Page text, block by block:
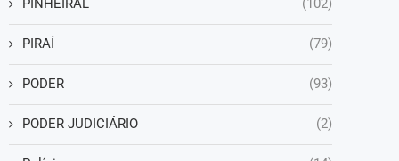
PINHEIRAL (102)
PIRAÍ (79)
PODER (93)
PODER JUDICIÁRIO (2)